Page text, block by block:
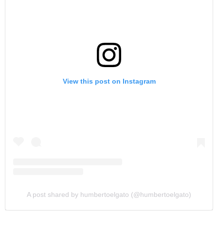
View this post on Instagram
A post shared by humbertoelgato (@humbertoelgato)